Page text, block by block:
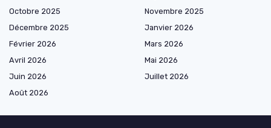
Octobre 2025
Novembre 2025
Décembre 2025
Janvier 2026
Février 2026
Mars 2026
Avril 2026
Mai 2026
Juin 2026
Juillet 2026
Août 2026